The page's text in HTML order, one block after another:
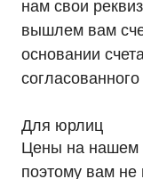
нам свои
вышлем вам
основании
Для юрлиц
Цены на нашем
поэтому вам не